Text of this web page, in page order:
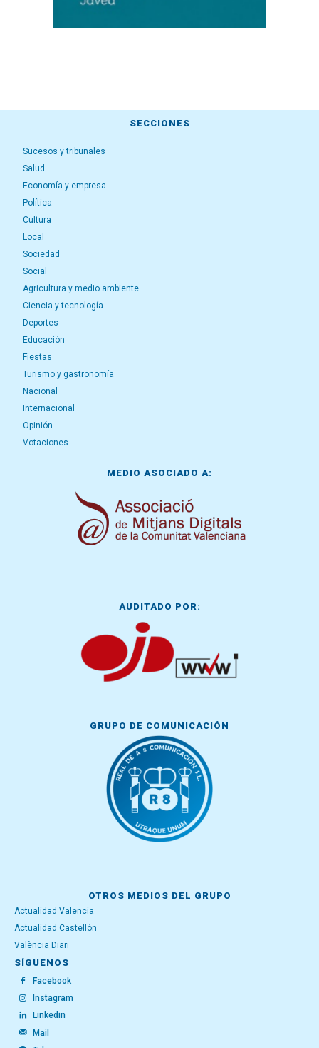
SECCIONES
Sucesos y tribunales
Salud
Economía y empresa
Política
Cultura
Local
Sociedad
Social
Agricultura y medio ambiente
Ciencia y tecnología
Deportes
Educación
Fiestas
Turismo y gastronomía
Nacional
Internacional
Opinión
Votaciones
MEDIO ASOCIADO A:
AUDITADO POR:
GRUPO DE COMUNICACIÓN
OTROS MEDIOS DEL GRUPO
Actualidad Valencia
Actualidad Castellón
València Diari
SÍGUENOS
Facebook
Instagram
Linkedin
Mail